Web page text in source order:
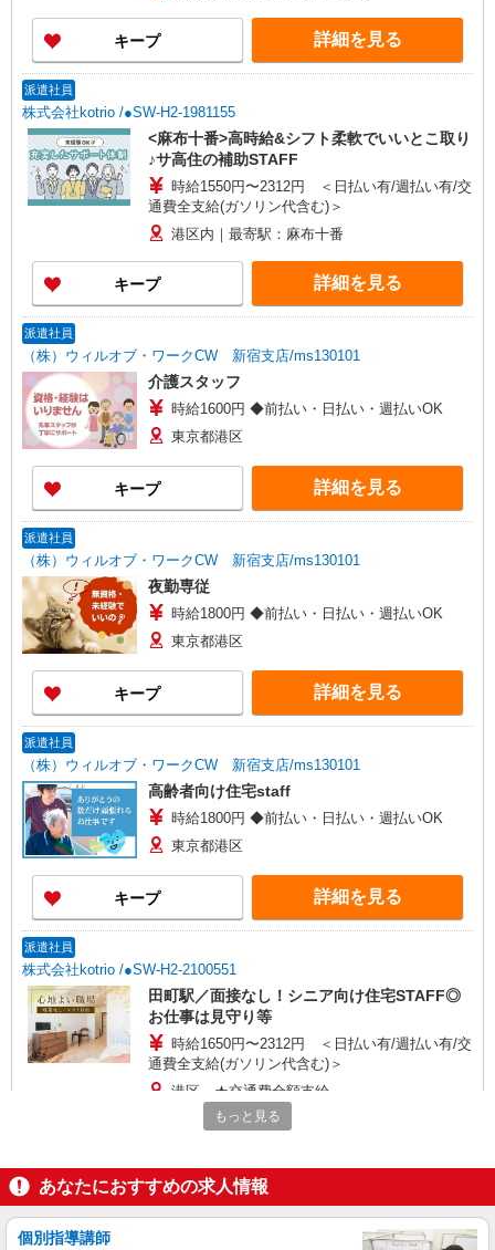
キープ 詳細を見る
派遣社員
株式会社kotrio /●SW-H2-1981155
<麻布十番>高時給&シフト柔軟でいいとこ取り
♪サ高住の補助STAFF
時給1550円〜2312円 ＜日払い有/週払い有/交
通費全支給(ガソリン代含む)＞
港区内｜最寄駅：麻布十番
キープ 詳細を見る
派遣社員
（株）ウィルオブ・ワークCW 新宿支店/ms130101
介護スタッフ
時給1600円 ◆前払い・日払い・週払いOK
東京都港区
キープ 詳細を見る
派遣社員
（株）ウィルオブ・ワークCW 新宿支店/ms130101
夜勤専従
時給1800円 ◆前払い・日払い・週払いOK
東京都港区
キープ 詳細を見る
派遣社員
（株）ウィルオブ・ワークCW 新宿支店/ms130101
高齢者向け住宅staff
時給1800円 ◆前払い・日払い・週払いOK
東京都港区
キープ 詳細を見る
派遣社員
株式会社kotrio /●SW-H2-2100551
田町駅／面接なし！シニア向け住宅STAFF◎
お仕事は見守り等
時給1650円〜2312円 ＜日払い有/週払い有/交
通費全支給(ガソリン代含む)＞
港区 ★交通費全額支給
派遣社員
株式会社kotrio /●SW-H2-2099986
白金高輪駅★デイで送迎や生活サポートなど
もっと見る
あなたにおすすめの求人情報
個別指導講師